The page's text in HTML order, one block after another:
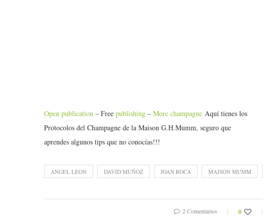
Open publication – Free publishing – More champagne Aquí tienes los
Protocolos del Champagne de la Maison G.H.Mumm, seguro que
aprendes algunos tips que no conocías!!!
ANGEL LEON DAVID MUÑOZ JOAN ROCA MAISON MUMM
2 Comentarios 0